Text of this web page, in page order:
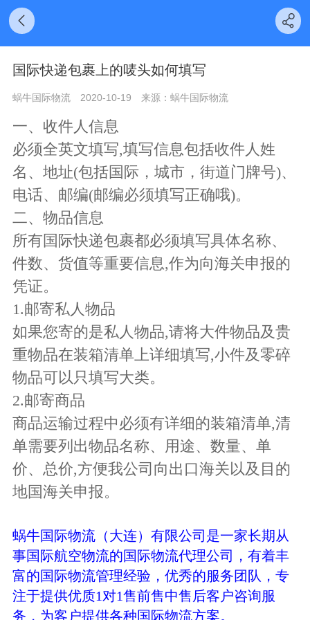
国际快递包裹上的唛头如何填写
蜗牛国际物流 2020-10-19 来源：蜗牛国际物流
一、收件人信息
必须全英文填写,填写信息包括收件人姓
名、地址(包括国际，城市，街道门牌号)、
电话、邮编(邮编必须填写正确哦)。
二、物品信息
所有国际快递包裹都必须填写具体名称、
件数、货值等重要信息,作为向海关申报的
凭证。
1.邮寄私人物品
如果您寄的是私人物品,请将大件物品及贵
重物品在装箱清单上详细填写,小件及零碎
物品可以只填写大类。
2.邮寄商品
商品运输过程中必须有详细的装箱清单,清
单需要列出物品名称、用途、数量、单
价、总价,方便我公司向出口海关以及目的
地国海关申报。
蜗牛国际物流（大连）有限公司是一家长期从
事国际航空物流的国际物流代理公司，有着丰
富的国际物流管理经验，优秀的服务团队，专
注于提供优质1对1售前售中售后客户咨询服
务，为客户提供各种国际物流方案。